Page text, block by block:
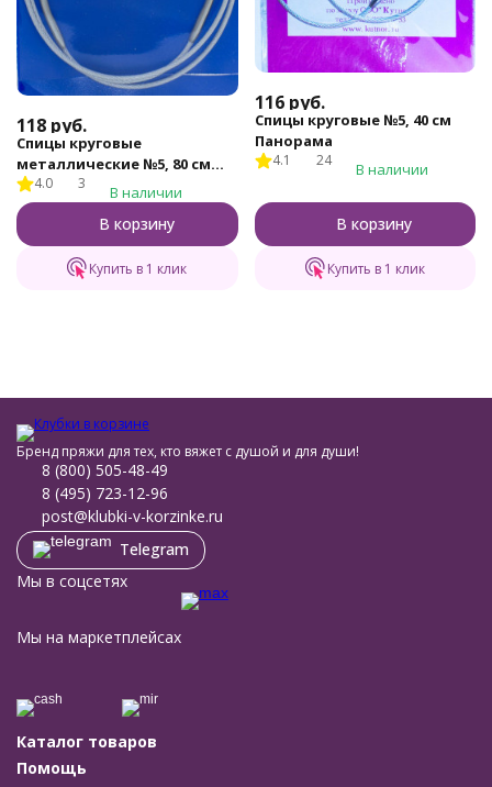
118 руб.
Спицы круговые
металлические №5, 80 см
Gamma, арт.MKG
4.0 3 В наличии
В корзину
Купить в 1 клик
116 руб.
Спицы круговые №5, 40 см
Панорама
4.1 24 В наличии
В корзину
Купить в 1 клик
Бренд пряжи для тех, кто вяжет с душой и для души!
8 (800) 505-48-49
8 (495) 723-12-96
post@klubki-v-korzinke.ru
Telegram
Мы в соцсетях
Мы на маркетплейсах
Каталог товаров
Помощь